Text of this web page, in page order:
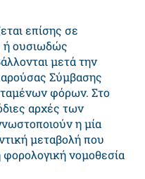
επίσης σε
ή ουσιωδώς
μετά την
Σύμβασης
φόρων. Στο
αρχές των
η μία
μεταβολή που
φορολογική νομοθεσία